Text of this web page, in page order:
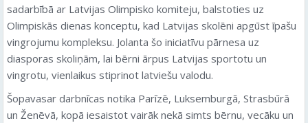
sadarbībā ar Latvijas Olimpisko komiteju, balstoties uz
Olimpiskās dienas konceptu, kad Latvijas skolēni apgūst īpašu
vingrojumu kompleksu. Jolanta šo iniciatīvu pārnesa uz
diasporas skoliņām, lai bērni ārpus Latvijas sportotu un
vingrotu, vienlaikus stiprinot latviešu valodu.
Šopavasar darbnīcas notika Parīzē, Luksemburgā, Strasbūrā
un Ženēvā, kopā iesaistot vairāk nekā simts bērnu, vecāku un